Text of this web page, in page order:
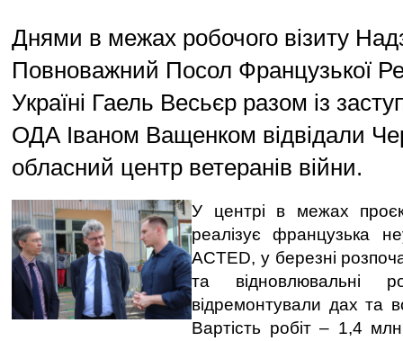
Днями в межах робочого візиту
Повноважний Посол Французької
Україні Гаель Весьєр разом із
ОДА Іваном Ващенком відвідали
обласний центр ветеранів війни.
У центрі в межах
реалізує французька
ACTED, у березні
та відновлювальні
відремонтували дах та
Вартість робіт – 1,4